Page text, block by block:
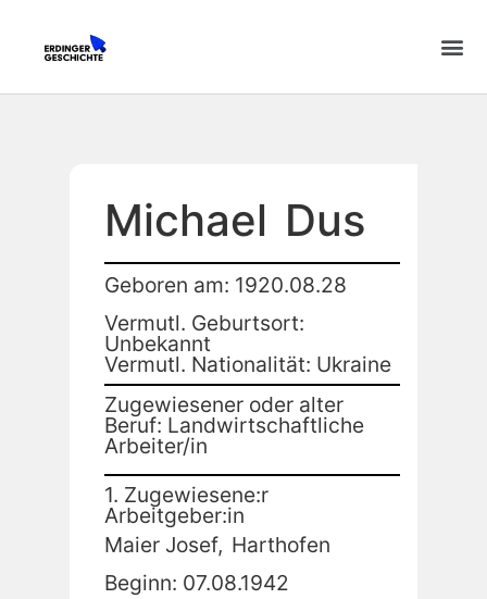
Michael Dus
Geboren am: 1920.08.28
Vermutl. Geburtsort:
Unbekannt
Vermutl. Nationalität: Ukraine
Zugewiesener oder alter
Beruf: Landwirtschaftliche
Arbeiter/in
1. Zugewiesene:r
Arbeitgeber:in
Maier Josef, Harthofen
Beginn: 07.08.1942